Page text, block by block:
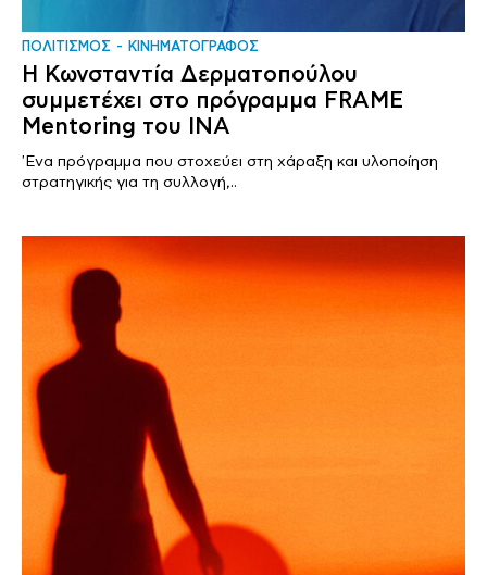
ΠΟΛΙΤΙΣΜΟΣ ΚΙΝΗΜΑΤΟΓΡΑΦΟΣ
Η Κωνσταντία Δερματοπούλου
συμμετέχει στο πρόγραμμα FRAME
Mentoring του ΙΝΑ
'Ενα πρόγραμμα που στοχεύει στη χάραξη και υλοποίηση
στρατηγικής για τη συλλογή,..